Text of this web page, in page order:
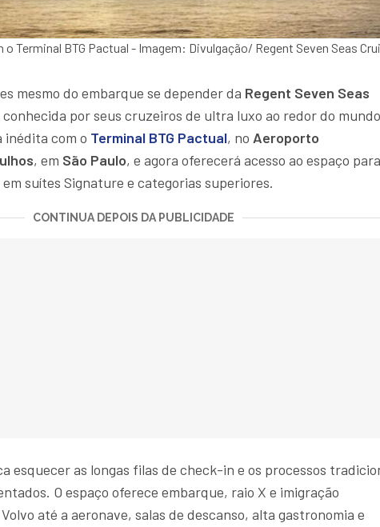
Terminal BTG Pactual - Imagem: Divulgação/ Regent Seven Seas
mesmo do embarque se depender da Regent Seven Seas
conhecida por seus cruzeiros de ultra luxo ao redor do
inédita com o Terminal BTG Pactual, no Aeroporto
, em São Paulo, e agora oferecerá acesso ao espaço para
suítes Signature e categorias superiores.
CONTINUA DEPOIS DA PUBLICIDADE
esquecer as longas filas de check-in e os processos
O espaço oferece embarque, raio X e imigração
até a aeronave, salas de descanso, alta gastronomia e